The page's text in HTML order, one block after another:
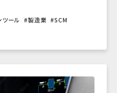
ツール 製造業
SCM